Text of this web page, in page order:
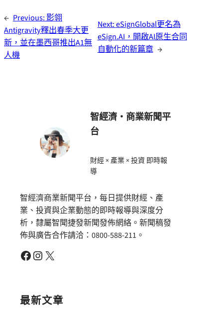
← Previous: 影翎
Antigravity釋出春季大更
新，並在墨西哥推出A1無
人機
Next:eSignGlobal更名為
eSign.AI，開啟AI原生合同
自動化的新篇章 →
智經濟・商業新聞平
台
財經 × 產業 × 投資 即時報
導
智經濟商業新聞平台，每日提供財經、產
業、投資與企業動態的即時報導與深度分
析，隸屬智聞捷發新聞發佈網絡。新聞稿發
佈與廣告合作請洽：0800-588-211。
Facebook Instagram X
最新文章